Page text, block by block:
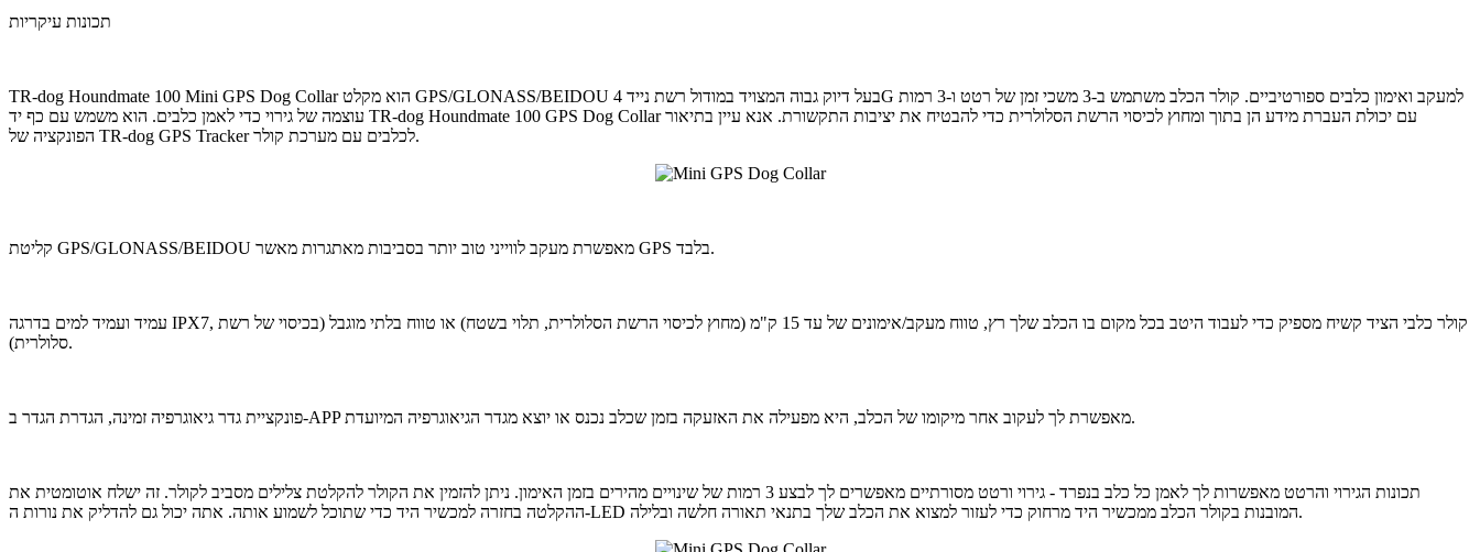
תכונות עיקריות
TR-dog Houndmate 100 Mini GPS Dog Collar הוא מקלט GPS/GLONASS/BEIDOU בעל דיוק גבוה המצויד במודול רשת נייד 4G למעקב ואימון כלבים ספורטיביים. קולר הכלב משתמש ב-3 משכי זמן של רטט ו-3 רמות
עוצמה של גירוי כדי לאמן כלבים. הוא משמש עם כף יד TR-dog Houndmate 100 GPS Dog Collar עם יכולת העברת מידע הן בתוך ומחוץ לכיסוי הרשת הסלולרית כדי להבטיח את יציבות התקשורת. אנא עיין בתיאור
הפונקציה של TR-dog GPS Tracker לכלבים עם מערכת קולר.
קליטת GPS/GLONASS/BEIDOU מאפשרת מעקב לווייני טוב יותר בסביבות מאתגרות מאשר GPS בלבד.
עמיד ועמיד למים בדרגה IPX7, קולר כלבי הציד קשיח מספיק כדי לעבוד היטב בכל מקום בו הכלב שלך רץ, טווח מעקב/אימונים של עד 15 ק"מ (מחוץ לכיסוי הרשת הסלולרית, תלוי בשטח) או טווח בלתי מוגבל (בכיסוי של רשת
סלולרית).
פונקציית גדר גיאוגרפיה זמינה, הגדרת הגדר ב-APP מאפשרת לך לעקוב אחר מיקומו של הכלב, היא מפעילה את האזעקה בזמן שכלב נכנס או יוצא מגדר הגיאוגרפיה המיועדת.
תכונות הגירוי והרטט מאפשרות לך לאמן כל כלב בנפרד - גירוי ורטט מסורתיים מאפשרים לך לבצע 3 רמות של שינויים מהירים בזמן האימון. ניתן להזמין את הקולר להקלטת צלילים מסביב לקולר. זה ישלח אוטומטית את
ההקלטה בחזרה למכשיר היד כדי שתוכל לשמוע אותה. אתה יכול גם להדליק את נורות ה-LED המובנות בקולר הכלב ממכשיר היד מרחוק כדי לעזור למצוא את הכלב שלך בתנאי תאורה חלשה ובלילה.